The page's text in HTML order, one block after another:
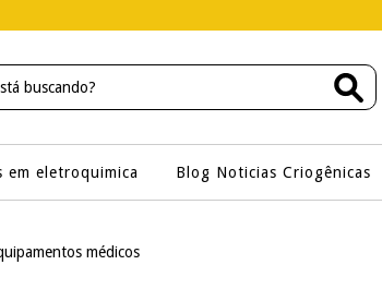
em eletroquimica Blog Noticias Criogênicas
médicos